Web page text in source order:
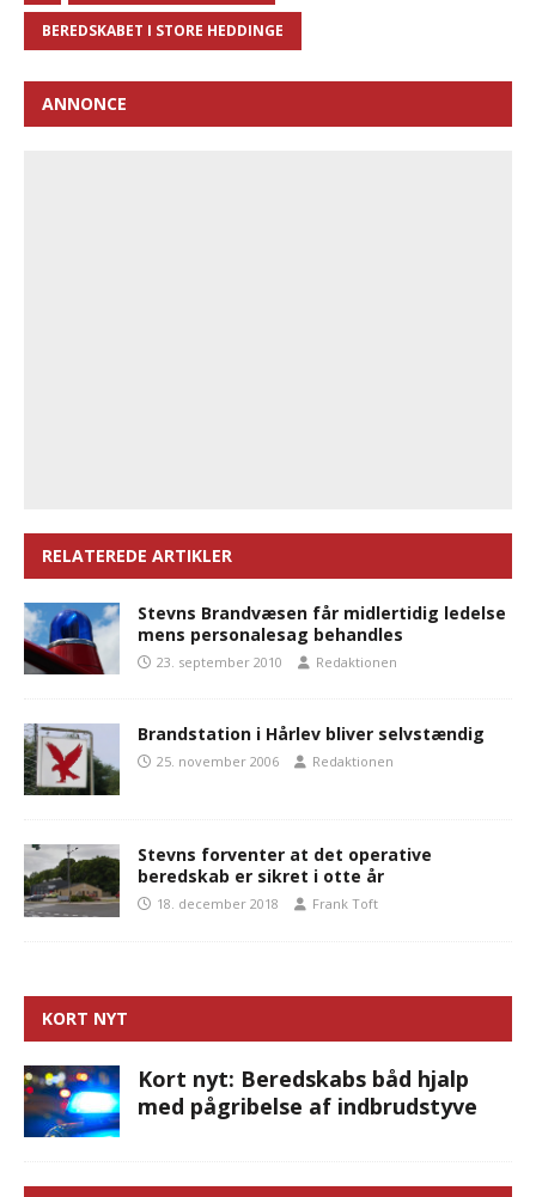
BEREDSKABET I STORE HEDDINGE
ANNONCE
RELATEREDE ARTIKLER
Stevns Brandvæsen får midlertidig ledelse
mens personalesag behandles
23. september 2010 Redaktionen
Brandstation i Hårlev bliver selvstændig
25. november 2006 Redaktionen
Stevns forventer at det operative
beredskab er sikret i otte år
18. december 2018 Frank Toft
KORT NYT
Kort nyt: Beredskabs båd hjalp
med pågribelse af indbrudstyve